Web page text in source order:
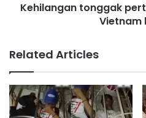
t
e
r
s
e
g
g
a
k
p
Kehilangan tonggak
Vietnam
Related Articles